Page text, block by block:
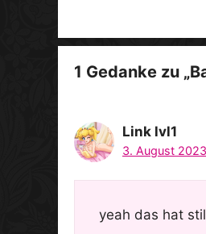
1 Gedanke zu
Link lvl1
3. August
yeah das hat stil